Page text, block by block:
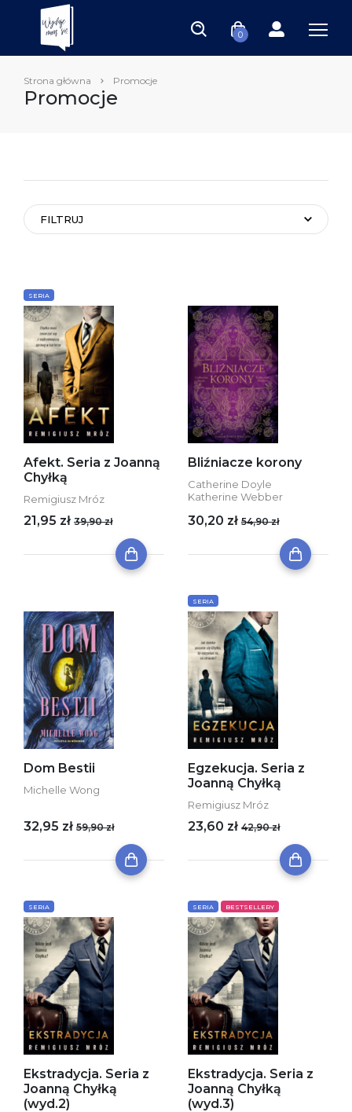
0
Strona główna Promocje
Promocje
FILTRUJ
SERIA
Afekt. Seria z Joanną
Chyłką
Remigiusz Mróz
21,95 zł 39,90 zł
Bliźniacze korony
Catherine Doyle
Katherine Webber
30,20 zł 54,90 zł
Dom Bestii
Michelle Wong
32,95 zł 59,90 zł
SERIA
Egzekucja. Seria z
Joanną Chyłką
Remigiusz Mróz
23,60 zł 42,90 zł
SERIA
Ekstradycja. Seria z
Joanną Chyłką
(wyd.2)
SERIA BESTSELLERY
Ekstradycja. Seria z
Joanną Chyłką
(wyd.3)